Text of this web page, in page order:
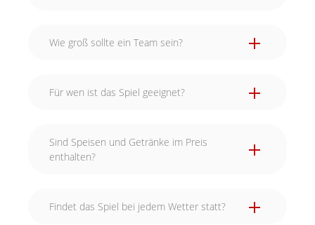
Wie groß sollte ein Team sein?
Für wen ist das Spiel geeignet?
Sind Speisen und Getränke im Preis
enthalten?
Findet das Spiel bei jedem Wetter statt?